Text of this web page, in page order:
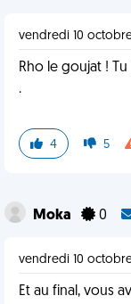
vendredi 10 octobre
Rho le goujat !
.
4 5
Moka 0
vendredi 10 octobre
Et au final, vous